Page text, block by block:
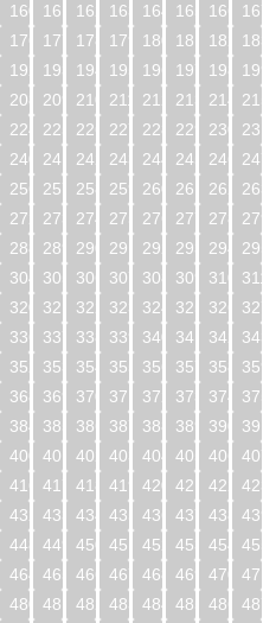
160
161 162 163 164 165 166 167
176
177 178 179 180 181 182 183
192
193 194 195 196 197 198 199
208
209 210 211 212 213 214 215
224
225 226 227 228 229 230 231
240
241 242 243 244 245 246 247
256
257 258 259 260 261 262 263
272
273 274 275 276 277 278 279
288
289 290 291 292 293 294 295
304
305 306 307 308 309 310 311
320
321 322 323 324 325 326 327
336
337 338 339 340 341 342 343
352
353 354 355 356 357 358 359
368
369 370 371 372 373 374 375
384
385 386 387 388 389 390 391
400
401 402 403 404 405 406 407
416
417 418 419 420 421 422 423
432
433 434 435 436 437 438 439
448
449 450 451 452 453 454 455
464
465 466 467 468 469 470 471
480
481 482 483 484 485 486 487